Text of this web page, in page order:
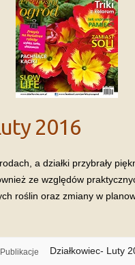
2016
a działki przybrały
ze względów
roślin oraz zmiany w
Publikacje Działkowiec- Luty